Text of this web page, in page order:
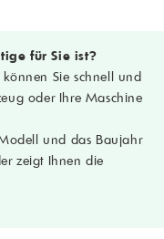
Straßen- und
oder niedriger, SAE 40)
für Sie ist?
können Sie schnell und
oder Ihre Maschine
und das Baujahr
zeigt Ihnen die